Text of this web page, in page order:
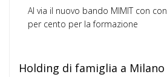
Al via il nuovo bando MIMIT con
per cento per la formazione
Holding di famiglia a Milano